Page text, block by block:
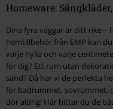
Homeware:
Dina fyra väggar är ditt rike –
hemtillbehör från EMP kan
varje hylla och varje
för dig? Ett rum utan
sand? Då har vi de perfekta
för badrummet, sovrummet,
dör aldrig! Här hittar du de